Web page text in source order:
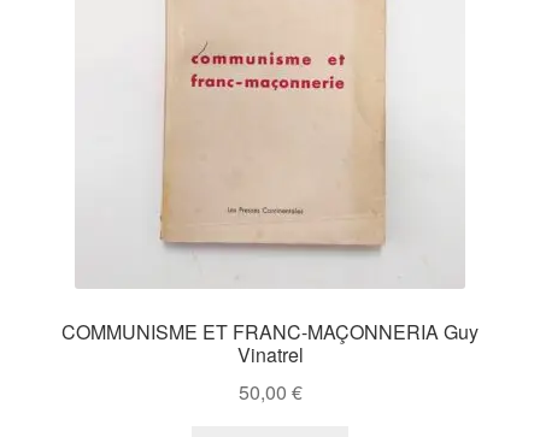
COMMUNISME ET FRANC-MAÇONNERIA Guy
Vinatrel
50,00 €